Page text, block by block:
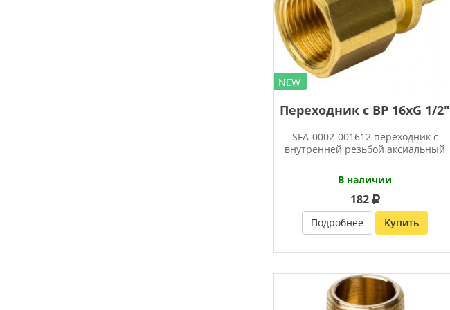
NEW
Переходник с ВР 16xG 1/2″
SFA-0002-001612 переходник с
внутренней резьбой аксиальный
В наличии
182
Подробнее Купить